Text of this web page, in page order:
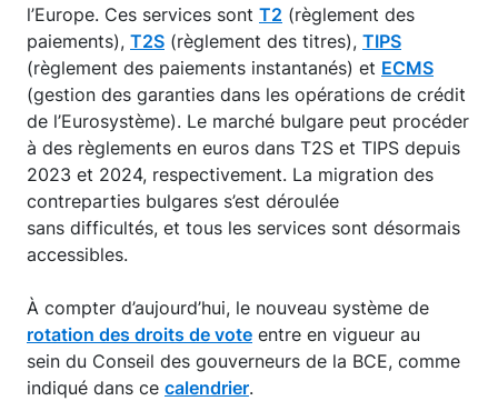
l’Europe. Ces services sont T2 (règlement des
paiements), T2S (règlement des titres), TIPS
(règlement des paiements instantanés) et ECMS
(gestion des garanties dans les opérations de crédit
de l’Eurosystème). Le marché bulgare peut procéder
à des règlements en euros dans T2S et TIPS depuis
2023 et 2024, respectivement. La migration des
contreparties bulgares s’est déroulée
sans difficultés, et tous les services sont désormais
accessibles.
À compter d’aujourd’hui, le nouveau système de
rotation des droits de vote entre en vigueur au
sein du Conseil des gouverneurs de la BCE, comme
indiqué dans ce calendrier.